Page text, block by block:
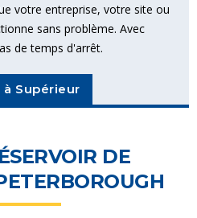
votre entreprise, votre site ou
sans problème. Avec
de temps d'arrêt.
à Supérieur
DE